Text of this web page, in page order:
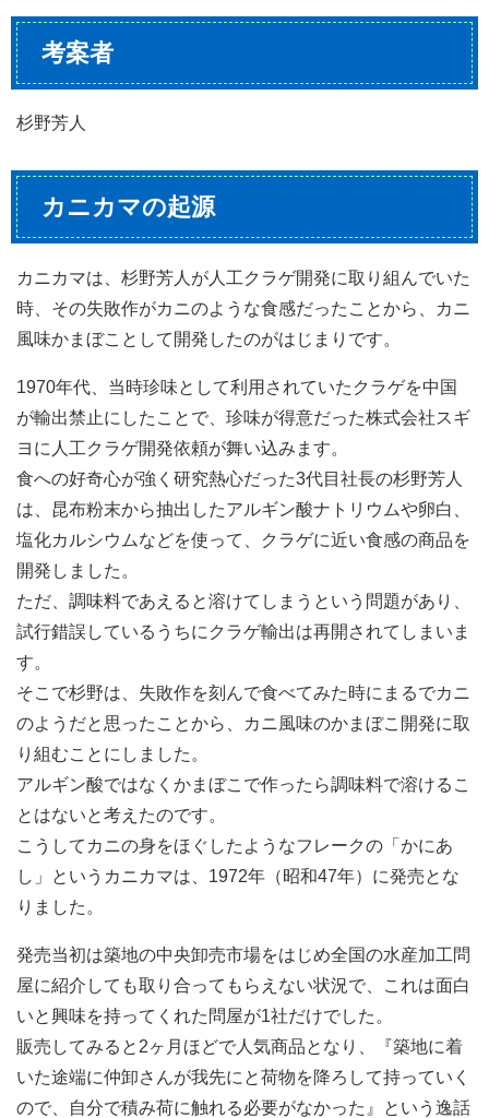
考案者
杉野芳人
カニカマの起源
カニカマは、杉野芳人が人工クラゲ開発に取り組んでいた
時、その失敗作がカニのような食感だったことから、カニ
風味かまぼことして開発したのがはじまりです。
1970年代、当時珍味として利用されていたクラゲを中国
が輸出禁止にしたことで、珍味が得意だった株式会社スギ
ヨに人工クラゲ開発依頼が舞い込みます。
食への好奇心が強く研究熱心だった3代目社長の杉野芳人
は、昆布粉末から抽出したアルギン酸ナトリウムや卵白、
塩化カルシウムなどを使って、クラゲに近い食感の商品を
開発しました。
ただ、調味料であえると溶けてしまうという問題があり、
試行錯誤しているうちにクラゲ輸出は再開されてしまいま
す。
そこで杉野は、失敗作を刻んで食べてみた時にまるでカニ
のようだと思ったことから、カニ風味のかまぼこ開発に取
り組むことにしました。
アルギン酸ではなくかまぼこで作ったら調味料で溶けるこ
とはないと考えたのです。
こうしてカニの身をほぐしたようなフレークの「かにあ
し」というカニカマは、1972年（昭和47年）に発売とな
りました。
発売当初は築地の中央卸売市場をはじめ全国の水産加工問
屋に紹介しても取り合ってもらえない状況で、これは面白
いと興味を持ってくれた問屋が1社だけでした。
販売してみると2ヶ月ほどで人気商品となり、『築地に着
いた途端に仲卸さんが我先にと荷物を降ろして持っていく
ので、自分で積み荷に触れる必要がなかった』という逸話